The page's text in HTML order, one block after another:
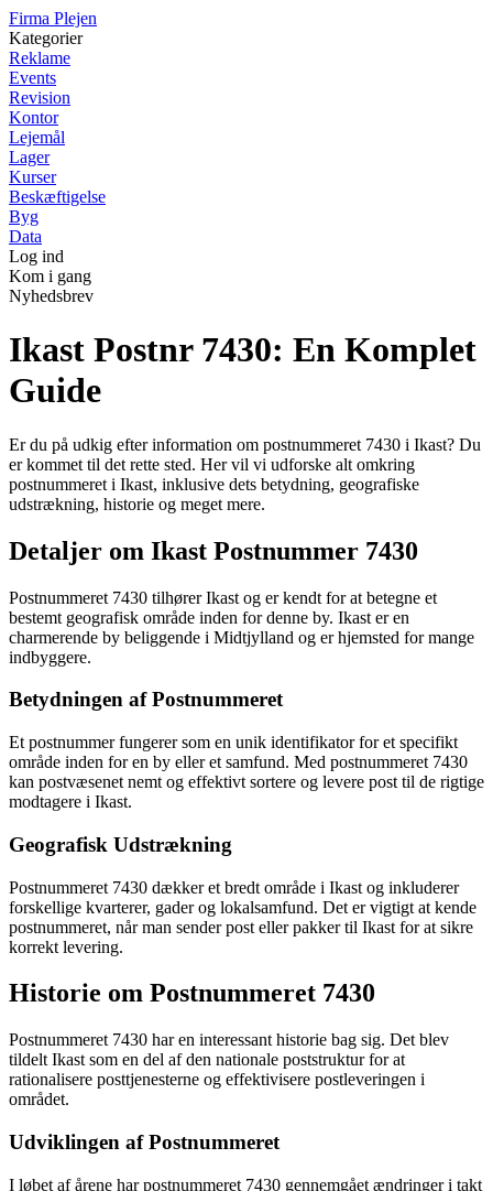
Firma Plejen
Kategorier
Reklame
Events
Revision
Kontor
Lejemål
Lager
Kurser
Beskæftigelse
Byg
Data
Log ind
Kom i gang
Nyhedsbrev
Ikast Postnr 7430: En Komplet
Guide
Er du på udkig efter information om postnummeret 7430 i Ikast? Du
er kommet til det rette sted. Her vil vi udforske alt omkring
postnummeret i Ikast, inklusive dets betydning, geografiske
udstrækning, historie og meget mere.
Detaljer om Ikast Postnummer 7430
Postnummeret 7430 tilhører Ikast og er kendt for at betegne et
bestemt geografisk område inden for denne by. Ikast er en
charmerende by beliggende i Midtjylland og er hjemsted for mange
indbyggere.
Betydningen af Postnummeret
Et postnummer fungerer som en unik identifikator for et specifikt
område inden for en by eller et samfund. Med postnummeret 7430
kan postvæsenet nemt og effektivt sortere og levere post til de rigtige
modtagere i Ikast.
Geografisk Udstrækning
Postnummeret 7430 dækker et bredt område i Ikast og inkluderer
forskellige kvarterer, gader og lokalsamfund. Det er vigtigt at kende
postnummeret, når man sender post eller pakker til Ikast for at sikre
korrekt levering.
Historie om Postnummeret 7430
Postnummeret 7430 har en interessant historie bag sig. Det blev
tildelt Ikast som en del af den nationale poststruktur for at
rationalisere posttjenesterne og effektivisere postleveringen i
området.
Udviklingen af Postnummeret
I løbet af årene har postnummeret 7430 gennemgået ændringer i takt